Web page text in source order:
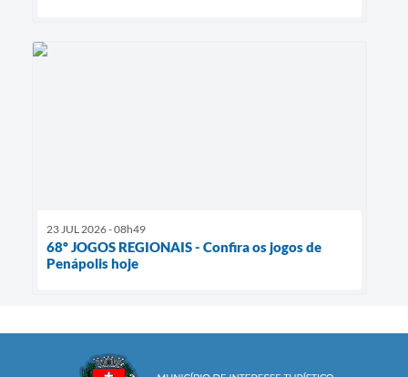
23 JUL 2026 - 08h49
68º JOGOS REGIONAIS - Confira os jogos de
Penápolis hoje